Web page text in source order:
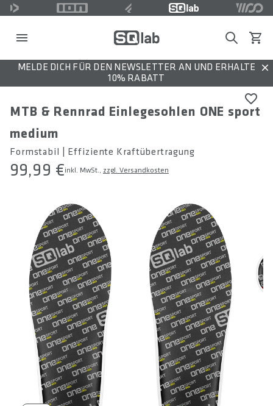
Search
MELDE DICH FÜR DEN NEWSLETTER AN UND ERHALTE
10% RABATT
MTB & Rennrad Einlegesohlen ONE sport
medium
Formstabil | Effiziente Kraftübertragung
99,99 €inkl. MwSt., zzgl. Versandkosten